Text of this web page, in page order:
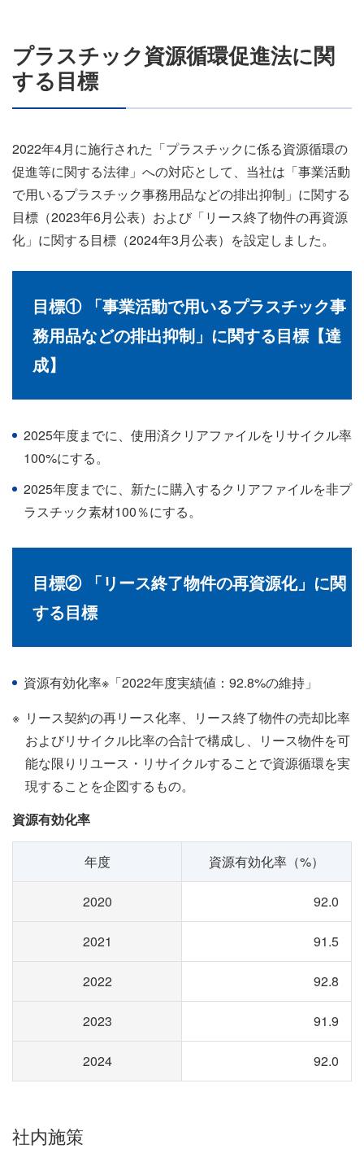
プラスチック資源循環促進法に関
する目標
2022年4月に施行された「プラスチックに係る資源循環の
促進等に関する法律」への対応として、当社は「事業活動
で用いるプラスチック事務用品などの排出抑制」に関する
目標（2023年6月公表）および「リース終了物件の再資源
化」に関する目標（2024年3月公表）を設定しました。
目標① 「事業活動で用いるプラスチック事
務用品などの排出抑制」に関する目標【達
成】
2025年度までに、使用済クリアファイルをリサイクル率
100%にする。
2025年度までに、新たに購入するクリアファイルを非プ
ラスチック素材100％にする。
目標② 「リース終了物件の再資源化」に関
する目標
資源有効化率※「2022年度実績値：92.8%の維持」
※ リース契約の再リース化率、リース終了物件の売却比率
およびリサイクル比率の合計で構成し、リース物件を可
能な限りリユース・リサイクルすることで資源循環を実
現することを企図するもの。
資源有効化率
年度 資源有効化率（%）
2020 92.0
2021 91.5
2022 92.8
2023 91.9
2024 92.0
社内施策